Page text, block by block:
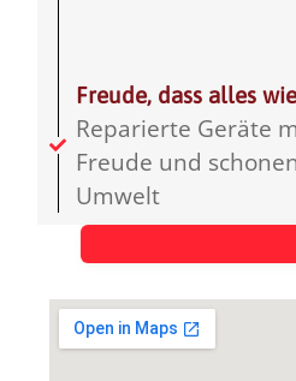
Freude, dass alles
Reparierte Geräte
Freude und
Umwelt